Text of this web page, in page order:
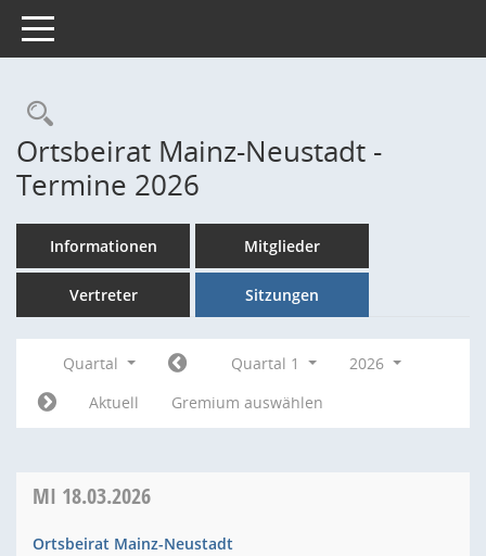
Toggle navigation
Rechercheauswahl
Ortsbeirat Mainz-Neustadt -
Termine 2026
Informationen Mitglieder
Vertreter Sitzungen
Quartal Quartal 1
2026
Aktuell
Gremium auswählen
MI 18.03.2026
Ortsbeirat Mainz-Neustadt